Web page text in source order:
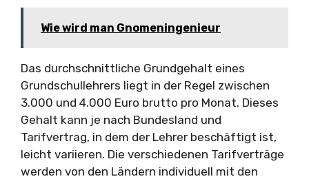
Wie wird man Gnomeningenieur
Das durchschnittliche Grundgehalt eines
Grundschullehrers liegt in der Regel zwischen
3.000 und 4.000 Euro brutto pro Monat. Dieses
Gehalt kann je nach Bundesland und
Tarifvertrag, in dem der Lehrer beschäftigt ist,
leicht variieren. Die verschiedenen Tarifverträge
werden von den Ländern individuell mit den